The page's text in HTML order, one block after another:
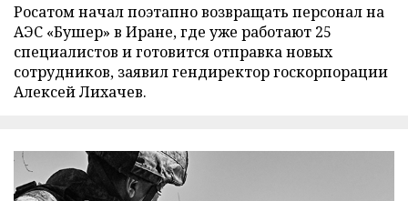
Росатом начал поэтапно возвращать персонал на
АЭС «Бушер» в Иране, где уже работают 25
специалистов и готовится отправка новых
сотрудников, заявил гендиректор госкорпорации
Алексей Лихачев.